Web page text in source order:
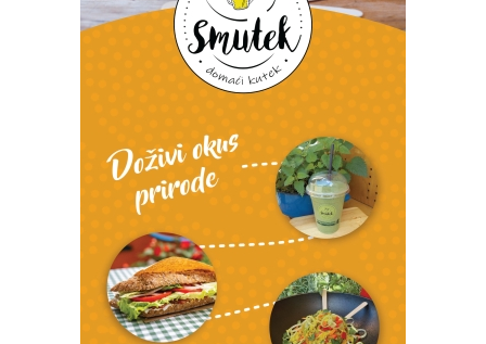
Snimio Dino Šef.